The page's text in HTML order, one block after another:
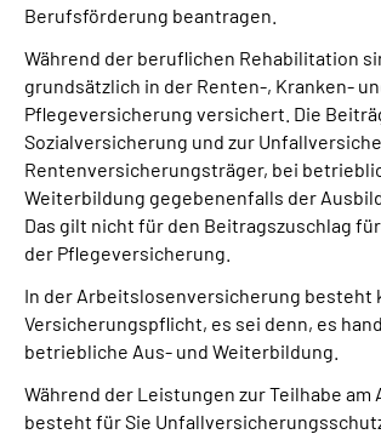
Berufsförderung beantragen.
Während der beruflichen Rehabilitation
grundsätzlich in der Renten-, Kranken-
Pflegeversicherung versichert. Die
Sozialversicherung und zur
Rentenversicherungsträger, bei
Weiterbildung gegebenenfalls der
Das gilt nicht für den Beitragszuschlag
der Pflegeversicherung.
In der Arbeitslosenversicherung besteht
Versicherungspflicht, es sei denn, es
betriebliche Aus- und Weiterbildung.
Während der Leistungen zur Teilhabe am
besteht für Sie